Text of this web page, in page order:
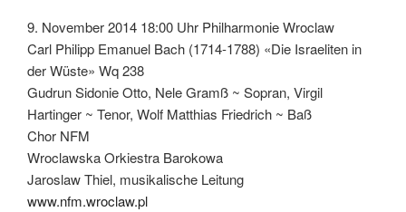
9. November 2014 18:00 Uhr Philharmonie Wroclaw
Carl Philipp Emanuel Bach (1714-1788) «Die Israeliten in
der Wüste» Wq 238
Gudrun Sidonie Otto, Nele Gramß ~ Sopran, Virgil
Hartinger ~ Tenor, Wolf Matthias Friedrich ~ Baß
Chor NFM
Wroclawska Orkiestra Barokowa
Jaroslaw Thiel, musikalische Leitung
www.nfm.wroclaw.pl